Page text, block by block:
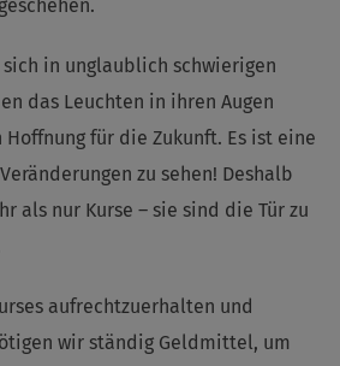
in unglaublich schwierigen
das Leuchten in ihren Augen
für die Zukunft. Es ist eine
zu sehen! Deshalb
als nur Kurse – sie sind die Tür zu
aufrechtzuerhalten und
wir ständig Geldmittel, um